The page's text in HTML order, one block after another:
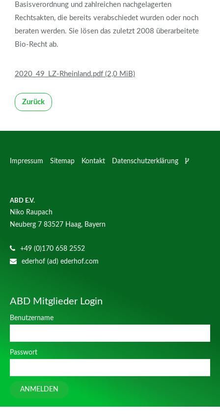
Basisverordnung und zahlreichen nachgelagerten
Rechtsakten, die bereits verabschiedet wurden oder noch
beraten werden. Sie lösen das zuletzt 2008 überarbeitete
Bio-Recht ab.
2020_49_LZ-Rheinland.pdf (2,0 MiB)
Zurück
Impressum Sitemap Kontakt Datenschutzerklärung
ABD E.V.
Niko Raupach
Neuberg 7 83527 Haag, Bayern
+49 (0)170 658 2552
ederhof (ad) ederhof.com
ABD Mitglieder Login
Benutzername
Passwort
ANMELDEN